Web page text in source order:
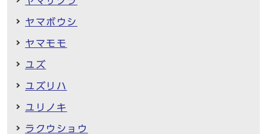
ヤマボウシ
ヤマモモ
ユズ
ユズリハ
ユリノキ
ラクウショウ